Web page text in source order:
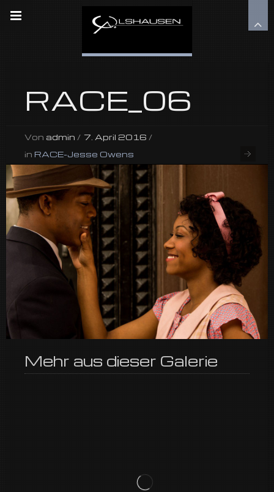
RACE_06
Von admin / 7. April 2016 /
in RACE-Jesse Owens
Mehr aus dieser Galerie